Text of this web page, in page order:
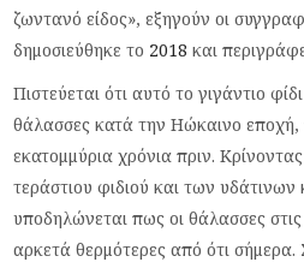
ζωντανό είδος», εξηγούν οι
δημοσιεύθηκε το 2018 και
Πιστεύεται ότι αυτό το γιγάντιο
θάλασσες κατά την Ηώκαινο
εκατομμύρια χρόνια πριν.
τεράστιου φιδιού και των
υποδηλώνεται πως οι θάλασσες
αρκετά θερμότερες από ότι σήμερα.